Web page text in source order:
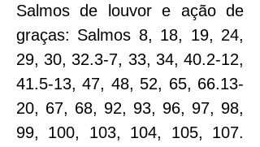
Salmos de louvor e ação de
graças: Salmos 8, 18, 19, 24,
29, 30, 32.3-7, 33, 34, 40.2-12,
41.5-13, 47, 48, 52, 65, 66.13-
20, 67, 68, 92, 93, 96, 97, 98,
99, 100, 103, 104, 105, 107.